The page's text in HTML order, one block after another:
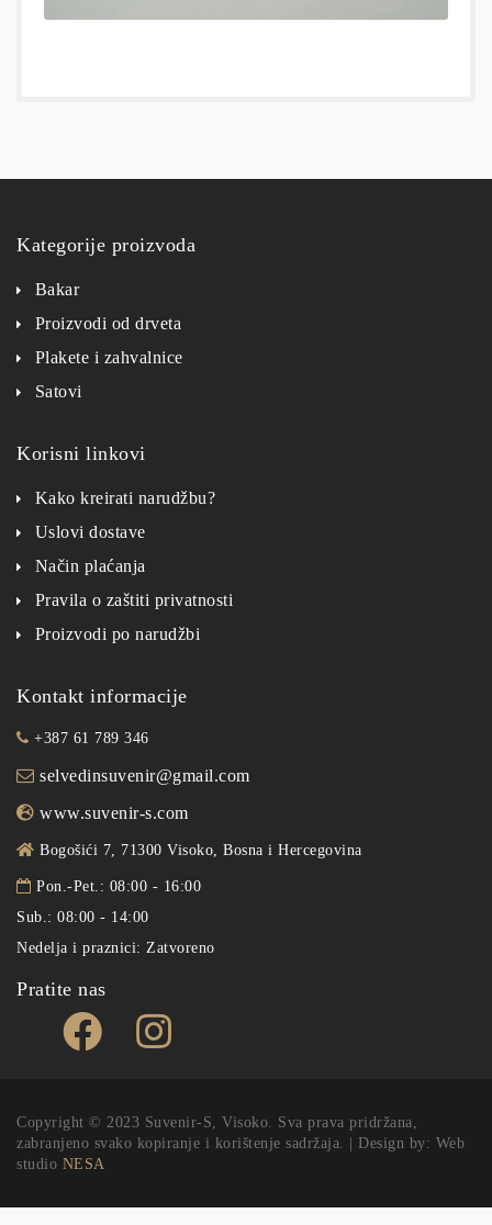
Kategorije proizvoda
Bakar
Proizvodi od drveta
Plakete i zahvalnice
Satovi
Korisni linkovi
Kako kreirati narudžbu?
Uslovi dostave
Način plaćanja
Pravila o zaštiti privatnosti
Proizvodi po narudžbi
Kontakt informacije
+387 61 789 346
selvedinsuvenir@gmail.com
www.suvenir-s.com
Bogošići 7, 71300 Visoko, Bosna i Hercegovina
Pon.-Pet.: 08:00 - 16:00
Sub.: 08:00 - 14:00
Nedelja i praznici: Zatvoreno
Pratite nas
Copyright © 2023 Suvenir-S, Visoko. Sva prava pridržana,
zabranjeno svako kopiranje i korištenje sadržaja. | Design by: Web
studio NESA